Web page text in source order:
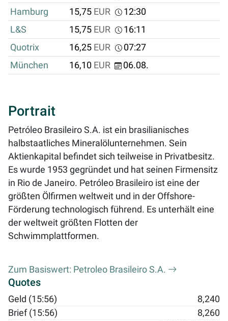
Hamburg
15,75 EUR
12:30
L&S
15,75 EUR
16:11
Quotrix
16,25 EUR
07:27
München
16,10 EUR 06.08.
Portrait
Petróleo Brasileiro S.A. ist ein brasilianisches
halbstaatliches Mineralölunternehmen. Sein
Aktienkapital befindet sich teilweise in Privatbesitz.
Es wurde 1953 gegründet und hat seinen Firmensitz
in Rio de Janeiro. Petróleo Brasileiro ist eine der
größten Ölfirmen weltweit und in der Offshore-
Förderung technologisch führend. Es unterhält eine
der weltweit größten Flotten der
Schwimmplattformen.
Zum Basiswert: Petroleo Brasileiro S.A.
Quotes
Geld (15:56)
8,240
Brief (15:56)
8,260